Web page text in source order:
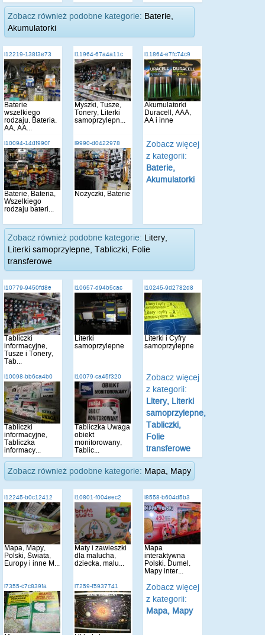
Zobacz również podobne kategorie: Baterie,
Akumulatorki
i12219-138f3e73
Baterie
wszelkiego
rodzaju, Bateria,
AA, AA...
i11964-67a4a11c
Myszki, Tusze,
Tonery, Literki
samoprzylepn...
i11864-e7fc74c9
Akumulatorki
Duracell, AAA,
AA i inne
i10094-14df990f
Baterie, Bateria,
Wszelkiego
rodzaju bateri...
i9990-d0422978
Nożyczki, Baterie
Zobacz więcej
z kategorii:
Baterie,
Akumulatorki
Zobacz również podobne kategorie: Litery,
Literki samoprzylepne, Tabliczki, Folie
transferowe
i10779-9450fd8e
Tabliczki
informacyjne,
Tusze i Tonery,
Tab...
i10657-d94b5cac
Literki
samoprzylepne
i10245-9d2782d8
Literki i Cyfry
samoprzylepne
i10098-bb6ca4b0
Tabliczki
informacyjne,
Tabliczka
informacy...
i10079-ca45f320
Tabliczka Uwaga
obiekt
monitorowany,
Tablic...
Zobacz więcej
z kategorii:
Litery, Literki
samoprzylepne,
Tabliczki,
Folie
transferowe
Zobacz również podobne kategorie: Mapa, Mapy
i12245-b0c12412
Mapa, Mapy,
Polski, Świata,
Europy i inne M...
i10801-f004eec2
Maty i zawieszki
dla malucha,
dziecka, malu...
i8558-b604d5b3
Mapa
interaktywna
Polski, Dumel,
Mapy inter...
i7355-c7c839fa i7259-f5937741
Zobacz więcej
z kategorii:
Mapa, Mapy